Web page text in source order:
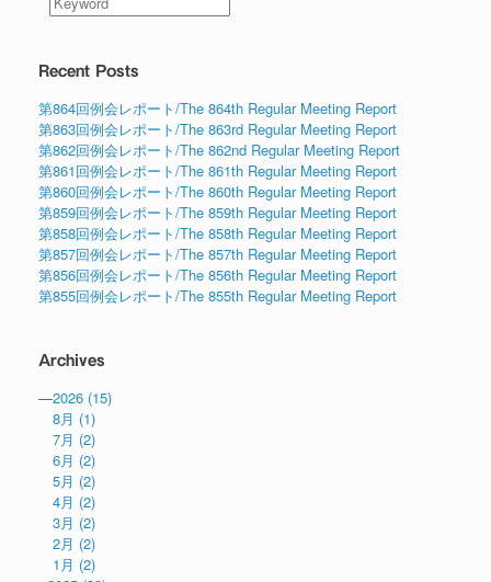
Recent Posts
第864回例会レポート/The 864th Regular Meeting Report
第863回例会レポート/The 863rd Regular Meeting Report
第862回例会レポート/The 862nd Regular Meeting Report
第861回例会レポート/The 861th Regular Meeting Report
第860回例会レポート/The 860th Regular Meeting Report
第859回例会レポート/The 859th Regular Meeting Report
第858回例会レポート/The 858th Regular Meeting Report
第857回例会レポート/The 857th Regular Meeting Report
第856回例会レポート/The 856th Regular Meeting Report
第855回例会レポート/The 855th Regular Meeting Report
Archives
—2026 (15)
8月 (1)
7月 (2)
6月 (2)
5月 (2)
4月 (2)
3月 (2)
2月 (2)
1月 (2)